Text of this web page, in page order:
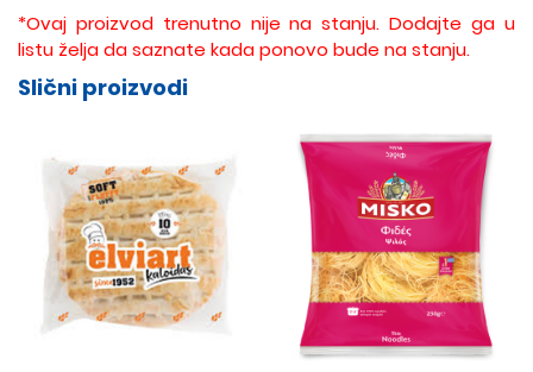
*Ovaj proizvod trenutno nije na stanju. Dodajte ga u
listu želja da saznate kada ponovo bude na stanju.
Slični proizvodi